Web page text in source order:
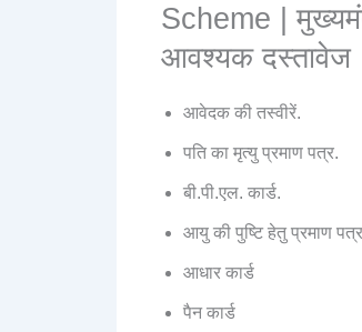
Scheme |
आवश्यक दस्तावेज
आवेदक की तस्वीरें.
पति का मृत्यु प्रमाण पत्र.
बी.पी.एल. कार्ड.
आयु की पुष्टि हेतु प्रमाण
आधार कार्ड
पैन कार्ड